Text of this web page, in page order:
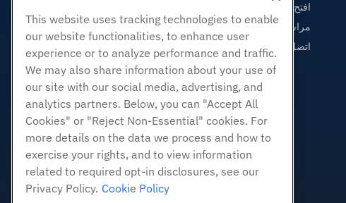
افتح تذكرة الدعم
مراسلتنا على البريد الاليكتروني
اتصل بنا (888) 404-1279
This website uses tracking technologies to enable
our website functionalities, to enhance user
experience or to analyze performance and traffic.
We may also share information about your use of
our site with our social media, advertising, and
analytics partners. Below, you can "Accept All
Cookies" or "Reject Non-Essential" cookies. For
more details on the data we process and how to
exercise your rights, and to view information
related to required opt-in disclosures, see our
Privacy Policy. Cookie Policy